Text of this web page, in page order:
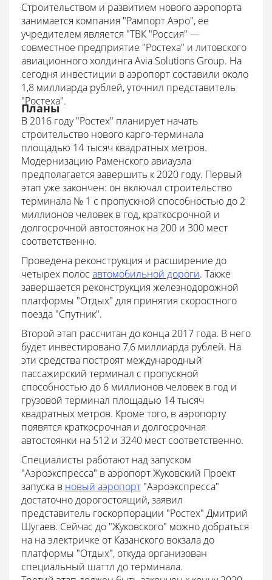
Строительством и развитием нового аэропорта
занимается компания "Рампорт Аэро", ее
учредителем является "ТВК "Россия" —
совместное предприятие "Ростеха" и литовского
авиационного холдинга Avia Solutions Group. На
сегодня инвестиции в аэропорт составили около
1,8 миллиарда рублей, уточнил представитель
"Ростеха".
Планы
В 2016 году "Ростех" планирует начать
строительство нового карго-терминала
площадью 14 тысяч квадратных метров.
Модернизацию Раменского авиаузла
предполагается завершить к 2020 году. Первый
этап уже закончен: он включал строительство
терминала № 1 с пропускной способностью до 2
миллионов человек в год, краткосрочной и
долгосрочной автостоянок на 200 и 300 мест
соответственно.
Проведена реконструкция и расширение до
четырех полос автомобильной дороги. Также
завершается реконструкция железнодорожной
платформы "Отдых" для принятия скоростного
поезда "Спутник".
Второй этап рассчитан до конца 2017 года. В него
будет инвестировано 7,6 миллиарда рублей. На
эти средства построят международный
пассажирский терминал с пропускной
способностью до 6 миллионов человек в год и
грузовой терминал площадью 14 тысяч
квадратных метров. Кроме того, в аэропорту
появятся краткосрочная и долгосрочная
автостоянки на 512 и 3240 мест соответственно.
Специалисты работают над запуском
"Аэроэкспресса" в аэропорт Жуковский Проект
запуска в новый аэропорт "Аэроэкспресса"
достаточно дорогостоящий, заявил
представитель госкорпорации "Ростех" Дмитрий
Шугаев. Сейчас до "Жуковского" можно добраться
на на электричке от Казанского вокзала до
платформы "Отдых", откуда организован
специальный шаттл до терминала.